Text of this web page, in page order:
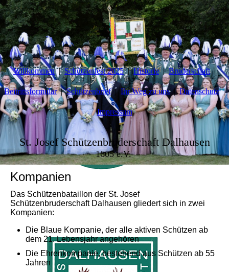
Willkommen Schützenfest 2025 Historie Bruderschaft
Beitrittsformular Schützenbrief Ihr Weg zu uns Datenschutz
Impressum
St. Josef Schützenbruderschaft Dalhausen
1605 e.V.
Kompanien
Das Schützenbataillon der St. Josef
Schützenbruderschaft Dalhausen gliedert sich in zwei
Kompanien:
Die Blaue Kompanie, der alle aktiven Schützen ab
dem 21. Lebensjahr angehören
Die Ehrenkompanie, bestehend aus Schützen ab 55
Jahren